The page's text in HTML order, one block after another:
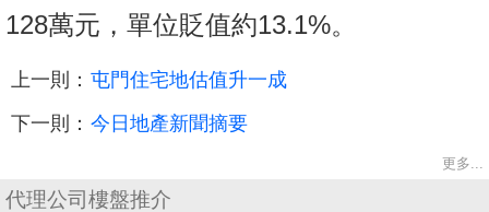
128萬元，單位貶值約13.1%。
上一則： 屯門住宅地估值升一成
下一則： 今日地產新聞摘要
更多...
代理公司樓盤推介